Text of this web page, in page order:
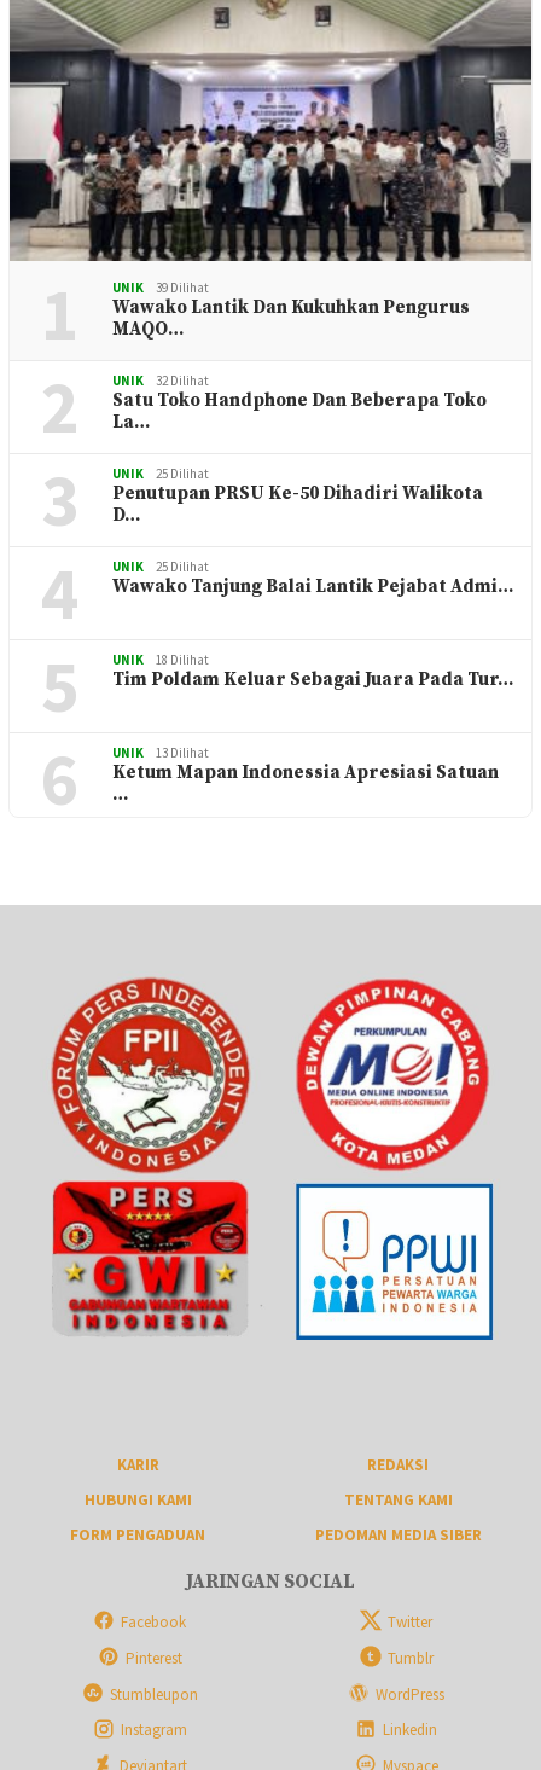
1 UNIK 39 Dilihat
Wawako Lantik Dan Kukuhkan Pengurus
MAQO…
2 UNIK 32 Dilihat
Satu Toko Handphone Dan Beberapa Toko
La…
3 UNIK 25 Dilihat
Penutupan PRSU Ke-50 Dihadiri Walikota
D…
4 UNIK 25 Dilihat
Wawako Tanjung Balai Lantik Pejabat Admi…
5 UNIK 18 Dilihat
Tim Poldam Keluar Sebagai Juara Pada Tur…
6 UNIK 13 Dilihat
Ketum Mapan Indonessia Apresiasi Satuan
…
KARIR
REDAKSI
HUBUNGI KAMI
TENTANG KAMI
FORM PENGADUAN
PEDOMAN MEDIA SIBER
JARINGAN SOCIAL
Facebook
Twitter
Pinterest
Tumblr
Stumbleupon
WordPress
Instagram
Linkedin
Deviantart
Myspace